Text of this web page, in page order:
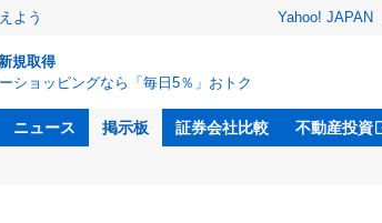
よう Yahoo! JAPAN
規取得
ショッピングなら「毎日5％」おトク
ニュース 掲示板 証券会社比較 不動産投資